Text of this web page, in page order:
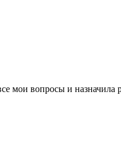
мои вопросы и назначила